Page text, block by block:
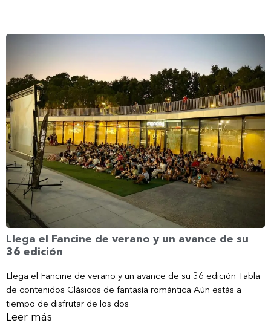
Llega el Fancine de verano y un avance de su
36 edición
Llega el Fancine de verano y un avance de su 36 edición Tabla
de contenidos Clásicos de fantasía romántica Aún estás a
tiempo de disfrutar de los dos
Leer más